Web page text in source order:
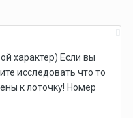
характер) Если вы
исследовать что то
к лоточку! Номер